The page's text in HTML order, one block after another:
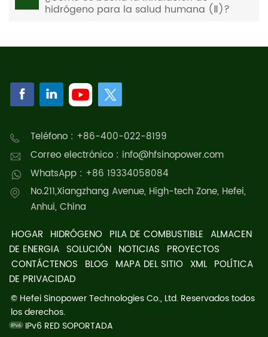
hidrógeno para la salud humana (Ⅱ)?
Teléfono : +86-400-022-8199
Correo electrónico : info@hfsinopower.com
WhatsApp : +86 19334058084
No.211,Xiangzhang Avenue, High-tech Zone, Hefei,
Anhui, China
HOGAR HIDRÓGENO PILA DE COMBUSTIBLE ALMACEN
DE ENERGIA SOLUCIÓN NOTICIAS PROYECTOS
CONTÁCTENOS BLOG MAPA DEL SITIO XML POLÍTICA
DE PRIVACIDAD
© Hefei Sinopower Technologies Co., Ltd. Reservados todos
los derechos.
IPv6 RED SOPORTADA